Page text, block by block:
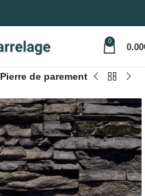
0
0.00
Pierre de parement